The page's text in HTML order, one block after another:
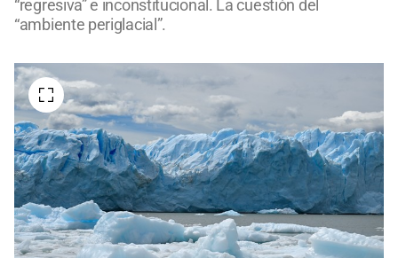
“regresiva” e inconstitucional. La cuestión del
“ambiente periglacial”.